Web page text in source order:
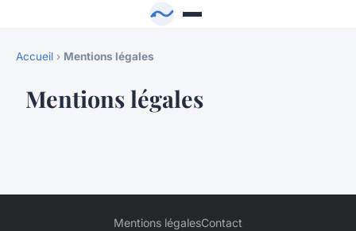
Accueil › Mentions légales
Mentions légales
Mentions légalesContact